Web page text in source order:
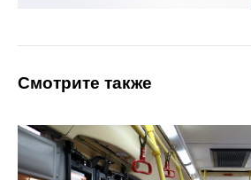
Смотрите также